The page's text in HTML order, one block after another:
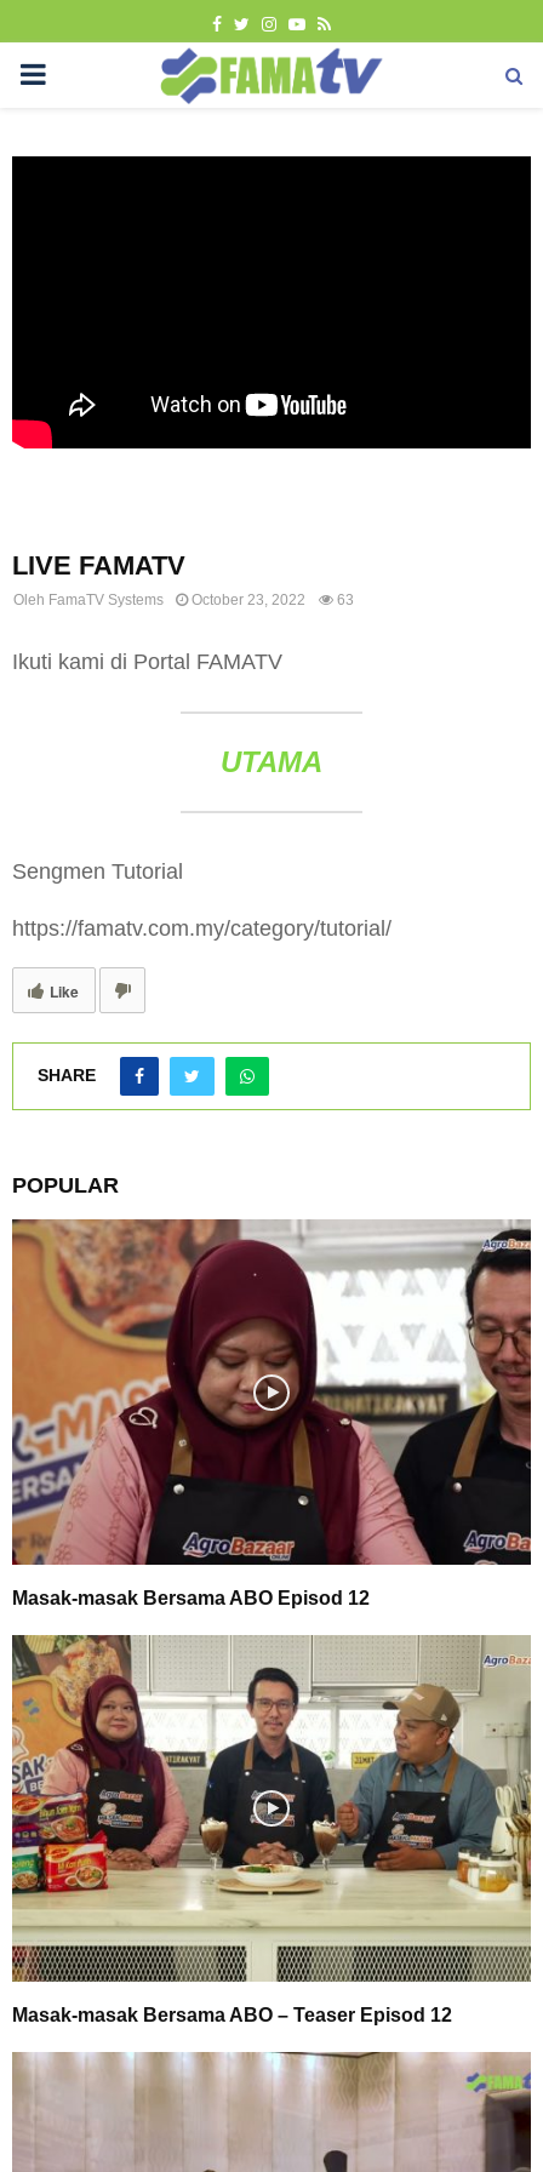
FACEBOOK
TWITTER
INSTAGRAM
YOUTUBE
RSS
PRIMARY
LIVE FAMATV
Oleh FamaTV Systems October 23, 2022 63
Ikuti kami di Portal FAMATV
UTAMA
Sengmen Tutorial
https://famatv.com.my/category/tutorial/
Like
SHARE
POPULAR
Masak-masak Bersama ABO Episod 12
Masak-masak Bersama ABO – Teaser Episod 12